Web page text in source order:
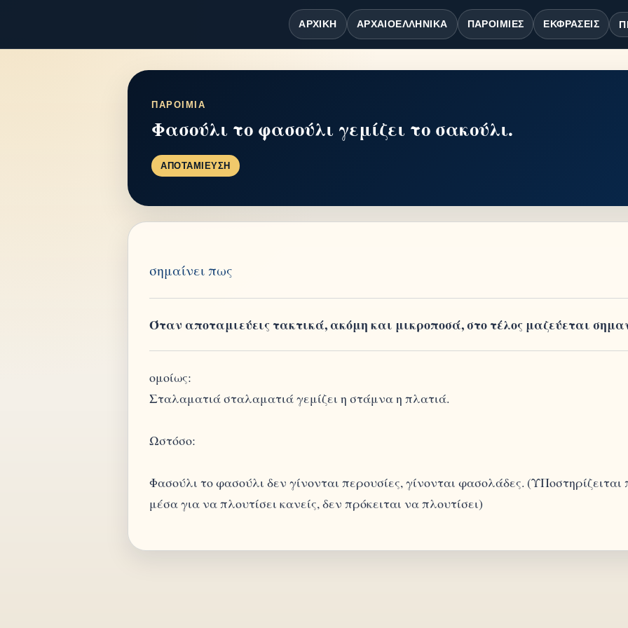
ΑΡΧΙΚΉ ΑΡΧΑΙΟΕΛΛΗΝΙΚΆ ΠΑΡΟΙΜΊΕΣ ΕΚΦΡΆΣΕΙΣ
ΠΑΡΟΙΜΙΑ
Φασούλι το φασούλι γεμίζει το σακούλι.
ΑΠΟΤΑΜΙΕΥΣΗ
σημαίνει πως
Όταν αποταμιεύεις τακτικά, ακόμη και μικροποσά, στο τέλος μαζεύεται
ομοίως:
Σταλαματιά σταλαματιά γεμίζει η στάμνα η πλατιά.
Ωστόσο:
Φασούλι το φασούλι δεν γίνονται περουσίες, γίνονται φασολάδες.
μέσα για να πλουτίσει κανείς, δεν πρόκειται να πλουτίσει)